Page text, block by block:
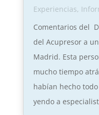
Experiencias,
Comentarios del
del Acupresor a
Madrid. Esta
mucho tiempo
habían hecho
yendo a